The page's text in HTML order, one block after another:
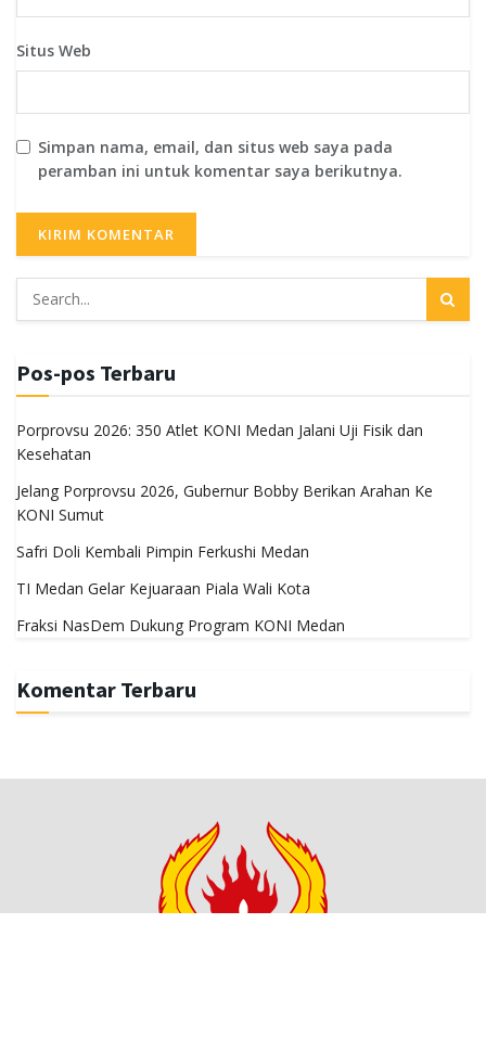
Situs Web
Simpan nama, email, dan situs web saya pada
peramban ini untuk komentar saya berikutnya.
Pos-pos Terbaru
Porprovsu 2026: 350 Atlet KONI Medan Jalani Uji Fisik dan
Kesehatan
Jelang Porprovsu 2026, Gubernur Bobby Berikan Arahan Ke
KONI Sumut
Safri Doli Kembali Pimpin Ferkushi Medan
TI Medan Gelar Kejuaraan Piala Wali Kota
Fraksi NasDem Dukung Program KONI Medan
Komentar Terbaru